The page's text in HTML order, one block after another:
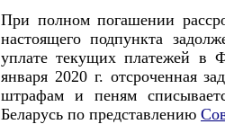
При полном погашении
настоящего подпункта
уплате текущих платежей в
января 2020 г. отсроченная
штрафам и пеням
Беларусь по представлению